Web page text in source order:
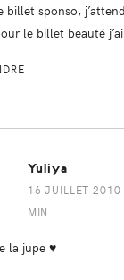
billet sponso,
le billet beauté
Yuliya
16 JUILLET 2010
MIN
la jupe ♥